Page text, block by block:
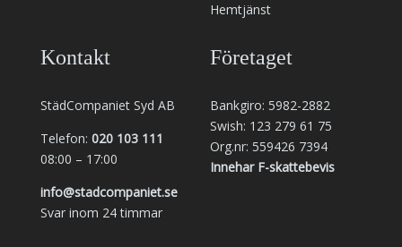
Hemtjänst
Kontakt
StädCompaniet Syd AB
Telefon: 020 103 111
08:00 – 17:00
info@stadcompaniet.se
Svar inom 24 timmar
Företaget
Bankgiro: 5982-2882
Swish: 123 279 61 75
Org.nr: 559426 7394
Innehar F-skattebevis